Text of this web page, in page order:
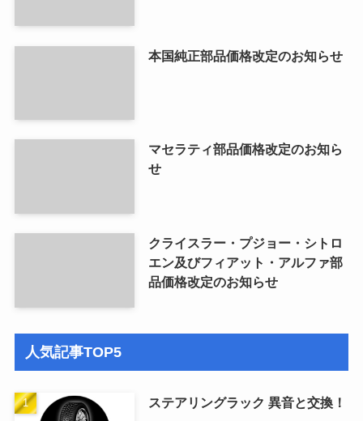
本国純正部品価格改定のお知らせ
マセラティ部品価格改定のお知ら
せ
クライスラー・プジョー・シトロ
エン及びフィアット・アルファ部
品価格改定のお知らせ
人気記事TOP5
ステアリングラック 異音と交換！